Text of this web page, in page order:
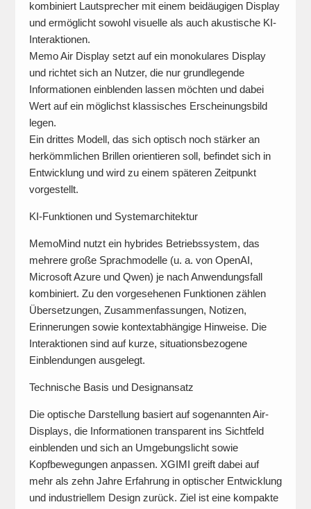
kombiniert Lautsprecher mit einem beidäugigen Display
und ermöglicht sowohl visuelle als auch akustische KI-
Interaktionen.
Memo Air Display setzt auf ein monokulares Display
und richtet sich an Nutzer, die nur grundlegende
Informationen einblenden lassen möchten und dabei
Wert auf ein möglichst klassisches Erscheinungsbild
legen.
Ein drittes Modell, das sich optisch noch stärker an
herkömmlichen Brillen orientieren soll, befindet sich in
Entwicklung und wird zu einem späteren Zeitpunkt
vorgestellt.
KI-Funktionen und Systemarchitektur
MemoMind nutzt ein hybrides Betriebssystem, das
mehrere große Sprachmodelle (u. a. von OpenAI,
Microsoft Azure und Qwen) je nach Anwendungsfall
kombiniert. Zu den vorgesehenen Funktionen zählen
Übersetzungen, Zusammenfassungen, Notizen,
Erinnerungen sowie kontextabhängige Hinweise. Die
Interaktionen sind auf kurze, situationsbezogene
Einblendungen ausgelegt.
Technische Basis und Designansatz
Die optische Darstellung basiert auf sogenannten Air-
Displays, die Informationen transparent ins Sichtfeld
einblenden und sich an Umgebungslicht sowie
Kopfbewegungen anpassen. XGIMI greift dabei auf
mehr als zehn Jahre Erfahrung in optischer Entwicklung
und industriellem Design zurück. Ziel ist eine kompakte